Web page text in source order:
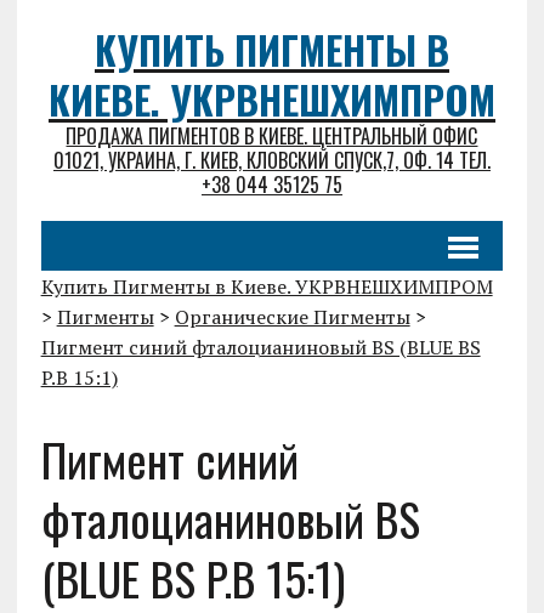
КУПИТЬ ПИГМЕНТЫ В
КИЕВЕ. УКРВНЕШХИМПРОМ
ПРОДАЖА ПИГМЕНТОВ В КИЕВЕ. ЦЕНТРАЛЬНЫЙ ОФИС
01021, УКРАИНА, Г. КИЕВ, КЛОВСКИЙ СПУСК,7, ОФ. 14 ТЕЛ.
+38 044 35125 75
Купить Пигменты в Киеве. УКРВНЕШХИМПРОМ
> Пигменты> Органические Пигменты>
Пигмент синий фталоцианиновый BS (BLUE BS
P.B 15:1)
Пигмент синий
фталоцианиновый BS
(BLUE BS P.B 15:1)